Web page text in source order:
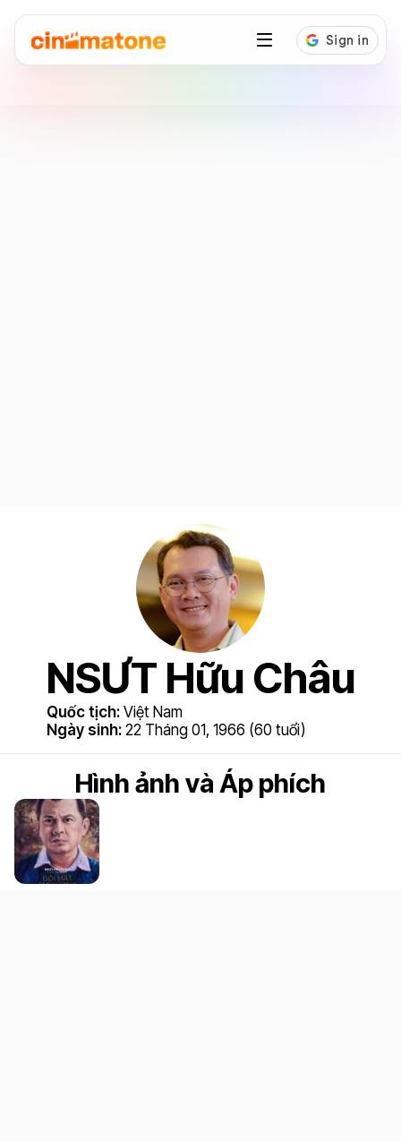
NSƯT Hữu Châu
Quốc tịch: Việt Nam
Ngày sinh: 22 Tháng 01, 1966 (60 tuổi)
Hình ảnh và Áp phích